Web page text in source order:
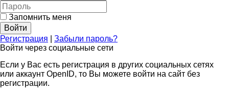
Запомнить меня
Регистрация
Забыли пароль?
Войти через социальные сети
Если у Вас есть регистрация в других социальных сетях
или аккаунт OpenID, то Вы можете войти на сайт без
регистрации.